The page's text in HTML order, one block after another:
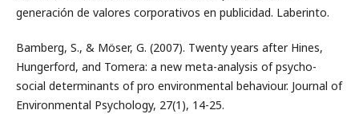
generación de valores corporativos en publicidad. Laberinto.
Bamberg, S., & Möser, G. (2007). Twenty years after Hines,
Hungerford, and Tomera: a new meta-analysis of psycho-
social determinants of pro environmental behaviour. Journal of
Environmental Psychology, 27(1), 14-25.